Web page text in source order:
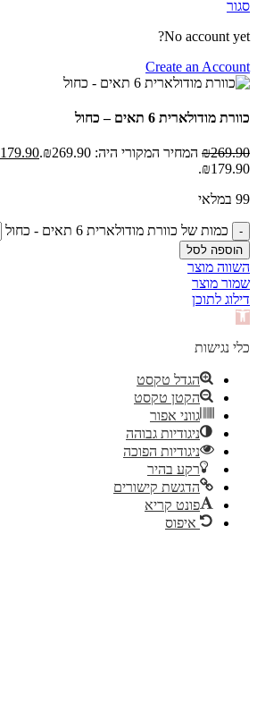
סגור
No account yet?
Create an Account
כוורת מודולארית 6 תאים – כחול
₪269.90 המחיר המקורי היה: ₪269.90. 179.90
₪179.90.
99 במלאי
כמות של כוורת מודולארית 6 תאים - כחול
הוספה לסל
השווה מוצר
שמור מוצר
דילוג לתוכן
פתח
נגישות
כלי נגישות
הגדל טקסט
הקטן טקסט
גווני אפור
ניגודיות גבוהה
ניגודיות הפוכה
רקע בהיר
הדגשת קישורים
פונט קריא
איפוס